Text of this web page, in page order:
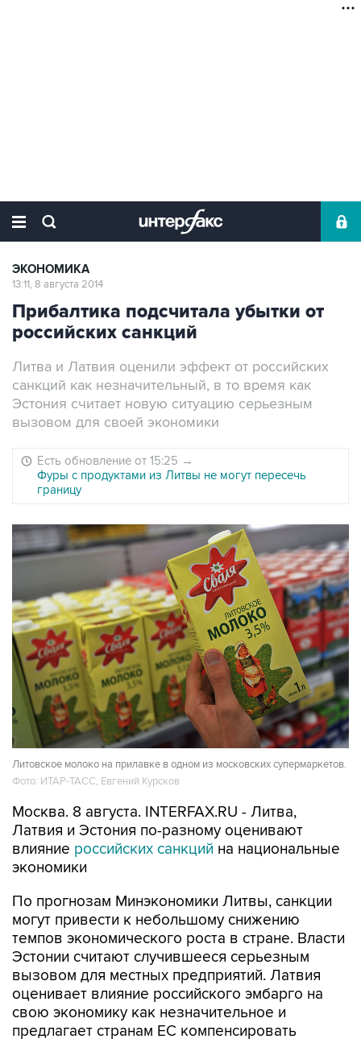
ЭКОНОМИКА
13:11, 8 августа 2014
Прибалтика подсчитала убытки от
российских санкций
Литва и Латвия оценили эффект от российских
санкций как незначительный, в то время как
Эстония считает новую ситуацию серьезным
вызовом для своей экономики
Есть обновление от 15:25 →
Фуры с продуктами из Литвы не могут пересечь
границу
Литовское молоко на прилавке в одном из московских супермаркетов.
Фото: ИТАР-ТАСС, Евгений Курсков
Москва. 8 августа. INTERFAX.RU - Литва,
Латвия и Эстония по-разному оценивают
влияние российских санкций на национальные
экономики
По прогнозам Минэкономики Литвы, санкции
могут привести к небольшому снижению
темпов экономического роста в стране. Власти
Эстонии считают случившееся серьезным
вызовом для местных предприятий. Латвия
оценивает влияние российского эмбарго на
свою экономику как незначительное и
предлагает странам ЕС компенсировать